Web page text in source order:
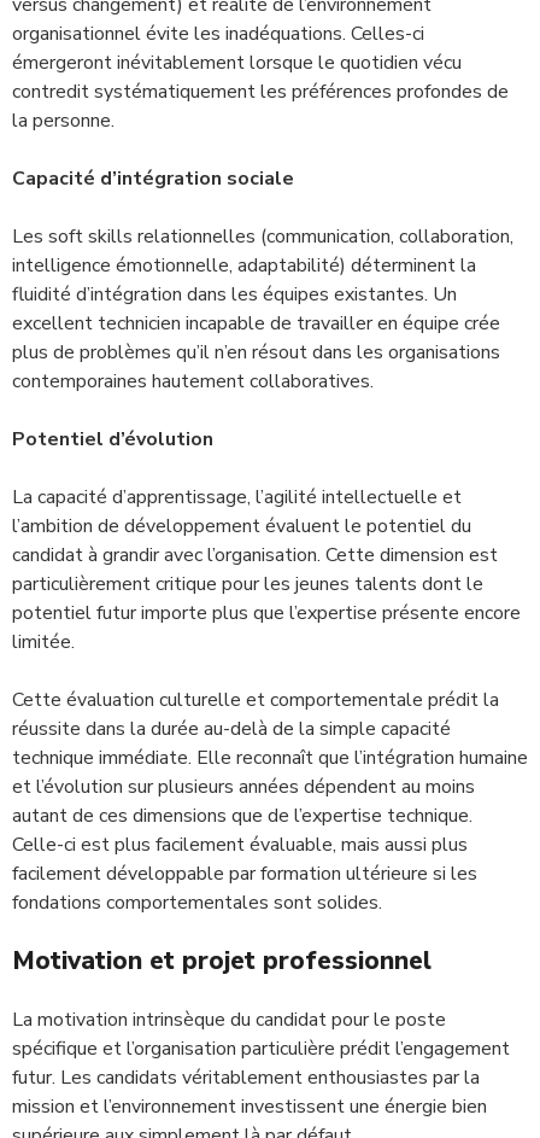
organisationnel évite les inadéquations. Celles-ci
émergeront inévitablement lorsque le quotidien vécu
contredit systématiquement les préférences profondes de
la personne.
Capacité d’intégration sociale
Les soft skills relationnelles (communication, collaboration,
intelligence émotionnelle, adaptabilité) déterminent la
fluidité d’intégration dans les équipes existantes. Un
excellent technicien incapable de travailler en équipe crée
plus de problèmes qu’il n’en résout dans les organisations
contemporaines hautement collaboratives.
Potentiel d’évolution
La capacité d’apprentissage, l’agilité intellectuelle et
l’ambition de développement évaluent le potentiel du
candidat à grandir avec l’organisation. Cette dimension est
particulièrement critique pour les jeunes talents dont le
potentiel futur importe plus que l’expertise présente encore
limitée.
Cette évaluation culturelle et comportementale prédit la
réussite dans la durée au-delà de la simple capacité
technique immédiate. Elle reconnaît que l’intégration humaine
et l’évolution sur plusieurs années dépendent au moins
autant de ces dimensions que de l’expertise technique.
Celle-ci est plus facilement évaluable, mais aussi plus
facilement développable par formation ultérieure si les
fondations comportementales sont solides.
Motivation et projet professionnel
La motivation intrinsèque du candidat pour le poste
spécifique et l’organisation particulière prédit l’engagement
futur. Les candidats véritablement enthousiastes par la
mission et l’environnement investissent une énergie bien